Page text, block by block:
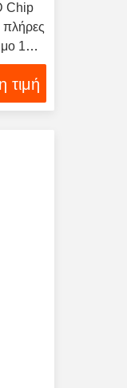
Chip
1W
τιμή